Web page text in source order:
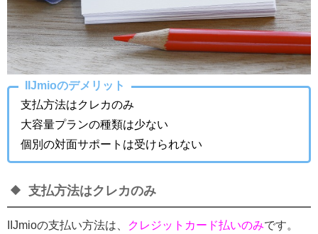
IIJmioのデメリット
支払方法はクレカのみ
大容量プランの種類は少ない
個別の対面サポートは受けられない
支払方法はクレカのみ
IIJmioの支払い方法は、 クレジットカード払いのみです。